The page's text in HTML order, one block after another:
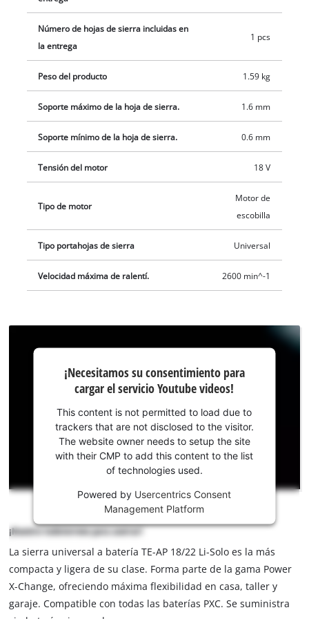
Número de hojas de sierra incluidas en
la entrega
1 pcs
Peso del producto 1.59 kg
Soporte máximo de la hoja de sierra. 1.6 mm
Soporte mínimo de la hoja de sierra. 0.6 mm
Tensión del motor 18 V
Tipo de motor
Motor de
escobilla
Tipo portahojas de sierra Universal
Velocidad máxima de ralentí. 2600 min^-1
consentimiento
para cargar el
servicio
Youtube!
is
permitted
to
load
due
to
trackers
that
¡Necesitamos su consentimiento para
cargar el servicio Youtube videos!
This content is not permitted to load due to
trackers that are not disclosed to the visitor.
The website owner needs to setup the site
with their CMP to add this content to the list
of technologies used.
Powered by Usercentrics Consent
Management Platform
¡Nuestro todoterreno para aserrar!
La sierra universal a batería TE-AP 18/22 Li-Solo es la más
compacta y ligera de su clase. Forma parte de la gama Power
X-Change, ofreciendo máxima flexibilidad en casa, taller y
garaje. Compatible con todas las baterías PXC. Se suministra